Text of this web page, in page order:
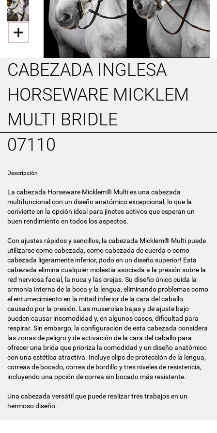
CABEZADA INGLESA
HORSEWARE MICKLEM
MULTI BRIDLE
07110
Descripción
La cabezada Horseware Micklem® Multi es una cabezada
multifuncional con un diseño anatómico excepcional, lo que la
convierte en la opción ideal para jinetes activos que esperan un
buen rendimiento en todos los aspectos.
Con ajustes rápidos y sencillos, la cabezada Micklem® Multi puede
utilizarse como cabezada, como cabezada de cuerda o como
cabezada ligeramente inferior, ¡todo en un diseño superior! Esta
cabezada elimina cualquier molestia asociada a la presión sobre la
red nerviosa facial, la nuca y las orejas. Su diseño único cuida la
armonía interna de la boca y la lengua, eliminando problemas como
el entumecimiento en la mitad inferior de la cara del caballo
causado por la presión. Las muserolas bajas y de ajuste bajo
pueden causar incomodidad y, en algunos casos, dificultad para
respirar. Sin embargo, la configuración de esta cabezada considera
las zonas de peligro y de activación de la cara del caballo para
ofrecer una brida que prioriza la comodidad y un diseño anatómico
con una estética atractiva. Incluye clips de protección de la lengua,
correas de bocado, correa de bordillo y tres niveles de resistencia,
incluyendo una opción de correa sin bocado más resistente.
Una cabezada versátil que puede realizar tres trabajos en un
hermoso diseño.